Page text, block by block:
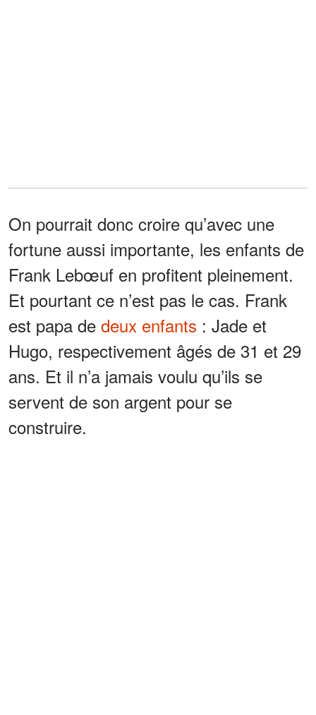
On pourrait donc croire qu’avec une
fortune aussi importante, les enfants de
Frank Lebœuf en profitent pleinement.
Et pourtant ce n’est pas le cas. Frank
est papa de deux enfants : Jade et
Hugo, respectivement âgés de 31 et 29
ans. Et il n’a jamais voulu qu’ils se
servent de son argent pour se
construire.